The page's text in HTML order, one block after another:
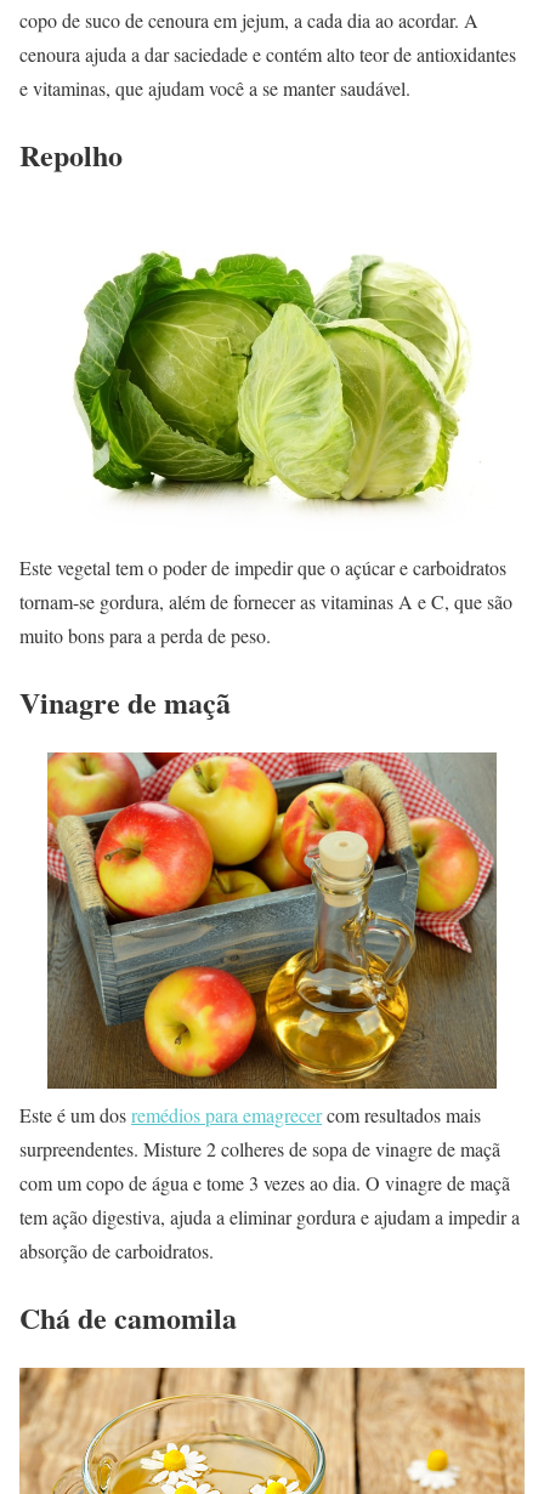
copo de suco de cenoura em jejum, a cada dia ao acordar. A
cenoura ajuda a dar saciedade e contém alto teor de antioxidantes
e vitaminas, que ajudam você a se manter saudável.
Repolho
Este vegetal tem o poder de impedir que o açúcar e carboidratos
tornam-se gordura, além de fornecer as vitaminas A e C, que são
muito bons para a perda de peso.
Vinagre de maçã
Este é um dosremédios para emagrecercom resultados mais
surpreendentes. Misture 2 colheres de sopa de vinagre de maçã
com um copo de água e tome 3 vezes ao dia. O vinagre de maçã
tem ação digestiva, ajuda a eliminar gordura e ajudam a impedir a
absorção de carboidratos.
Chá de camomila